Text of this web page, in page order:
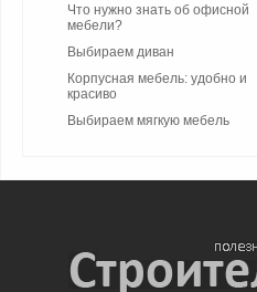
Что нужно знать об офисной
мебели?
Выбираем диван
Корпусная мебель: удобно и
красиво
Выбираем мягкую мебель